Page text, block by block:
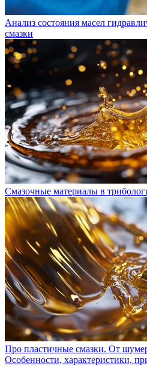
Анализ состояния масел
смазки
Смазочные материалы в
Про пластичные смазки. От
Особенности, характеристики,